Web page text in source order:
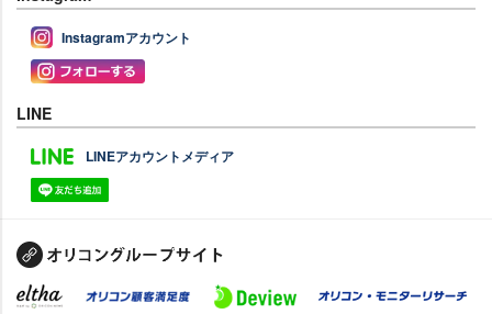
Instagramアカウント
LINE
LINEアカウントメディア